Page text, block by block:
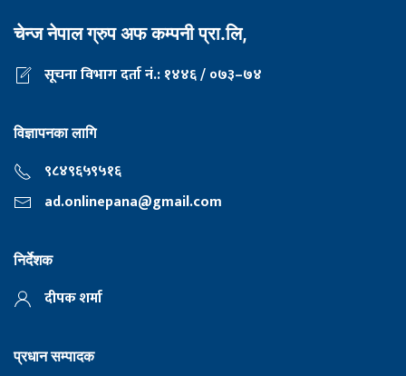
चेन्ज नेपाल ग्रुप अफ कम्पनी प्रा.लि,
सूचना विभाग दर्ता नं.: १४४६ / ०७३–७४
विज्ञापनका लागि
९८४९६५९५१६
ad.onlinepana@gmail.com
निर्देशक
दीपक शर्मा
प्रधान सम्पादक